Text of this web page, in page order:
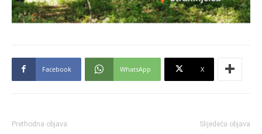
Facebook WhatsApp X
Prethodna objava Slijedeća objava